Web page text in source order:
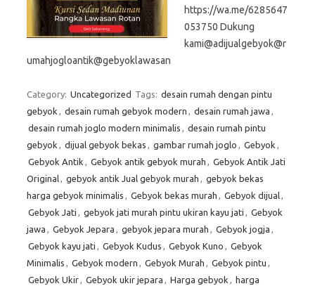
https://wa.me/6285647
053750 Dukung
kami@adijualgebyok@r
umahjogloantik@gebyoklawasan
Category: Uncategorized Tags: desain rumah dengan pintu
gebyok , desain rumah gebyok modern , desain rumah jawa ,
desain rumah joglo modern minimalis , desain rumah pintu
gebyok , dijual gebyok bekas , gambar rumah joglo , Gebyok ,
Gebyok Antik , Gebyok antik gebyok murah , Gebyok Antik Jati
Original, gebyok antik Jual gebyok murah , gebyok bekas
harga gebyok minimalis , Gebyok bekas murah , Gebyok dijual,
Gebyok Jati , gebyok jati murah pintu ukiran kayu jati , Gebyok
jawa , Gebyok Jepara , gebyok jepara murah , Gebyok jogja ,
Gebyok kayu jati , Gebyok Kudus , Gebyok Kuno , Gebyok
Minimalis , Gebyok modern , Gebyok Murah , Gebyok pintu ,
Gebyok Ukir, Gebyok ukir jepara , Harga gebyok , harga